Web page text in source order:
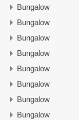
Bungalow
Bungalow
Bungalow
Bungalow
Bungalow
Bungalow
Bungalow
Bungalow